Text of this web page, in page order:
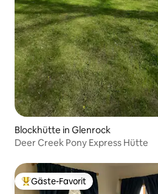
Blockhütte in Glenrock
Deer Creek Pony Express Hütte
Beliebter Gäste-Favorit.
Gäste-Favorit